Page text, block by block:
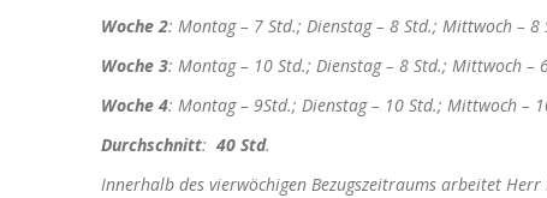
Woche 2: Montag – 7 Std.; Dienstag – 8 Std.; Mittwoch –
Woche 3: Montag – 10 Std.; Dienstag – 8 Std.; Mittwoch –
Woche 4: Montag – 9Std.; Dienstag – 10 Std.; Mittwoch –
Durchschnitt: 40 Std.
Innerhalb des vierwöchigen Bezugszeitraums arbeitet